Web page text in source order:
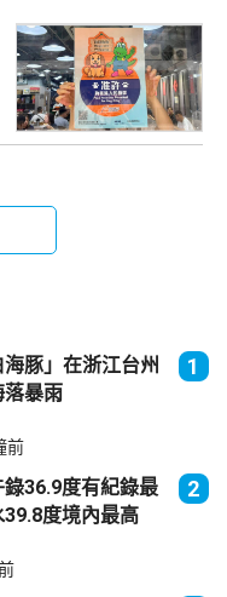
豚」在浙江台州
暴雨
1
前
36.9度有紀錄最
度境內最高
2